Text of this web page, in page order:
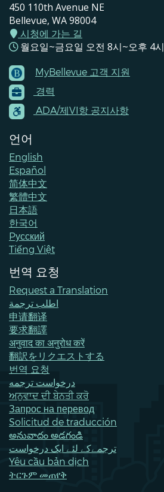
450 110th Avenue NE
Bellevue, WA 98004
시청에 가는 길
월요일~금요일 오전 8시~오후 4시
Footer
Menu
Contacts
MyBellevue 고객 지원
경력
ADA/제VI항 공지사항
언어
English
Español
简体中文
繁體中文
日本語
한국어
Pусский
Tiếng Việt
번역 요청
Request a Translation
اطلب ترجمة
申请翻译
要求翻譯
अनुवाद का अनुरोध करें
翻訳をリクエストする
번역 요청
درخواست ترجمه
ਅਨੁਵਾਦ ਦੀ ਬੇਨਤੀ ਕਰੋ
Запрос на перевод
Solicitud de traducción
అనువాదం అడగండి
ترجمےکے لئے ایک درخواست
Yêu cầu bản dịch
ትርጉም መጠየቅ